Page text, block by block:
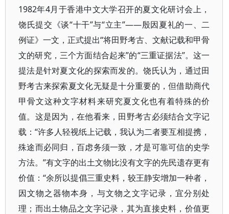
1982年4月于香港中文大学召开的夏文化研讨会上，
饶氏提交《谈“十干”与“立主”——殷因夏礼的一、二
例证》一文，正式提出“将田野考古、文献记载和甲骨
文的研究，三个方面结合起来”的“三重证据法”。这一
提法是针对夏文化的探索而发的。饶氏认为，通过田
野考古来探索夏文化无疑是十分重要的，但借助商代
甲骨文这种文字材料来研究夏文化也有着特殊的价
值。这是因为，在他看来，田野考古必须结合文字记
载：“许多人轻视纸上记载，我认为二者要互相提携，
殊途而必同归，百虑务须一致，才是可靠可信的史学
方法。”有文字的出土文物比没有文字的先民遗存更有
价值：“余所以提倡三重史料，较王静安增加一种者，
因文物之器物本身，与文物之文字记录，宜分别处
理；而出土物品之文字记录，其为直接史料，价值更